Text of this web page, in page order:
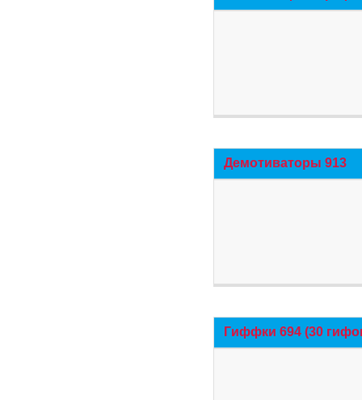
Демотиваторы 913
Гиффки 694 (30